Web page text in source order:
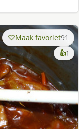
Maak favoriet91
👍1